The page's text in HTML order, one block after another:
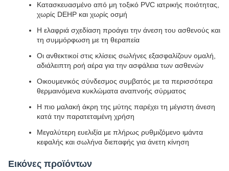
Κατασκευασμένο από μη τοξικό PVC ιατρικής ποιότητας,
χωρίς DEHP και χωρίς οσμή
Η ελαφριά σχεδίαση προάγει την άνεση του ασθενούς και
τη συμμόρφωση με τη θεραπεία
Οι ανθεκτικοί στις κλίσεις σωλήνες εξασφαλίζουν ομαλή,
αδιάλειπτη ροή αέρα για την ασφάλεια των ασθενών
Οικουμενικός σύνδεσμος συμβατός με τα περισσότερα
θερμαινόμενα κυκλώματα αναπνοής σύρματος
Η πιο μαλακή άκρη της μύτης παρέχει τη μέγιστη άνεση
κατά την παρατεταμένη χρήση
Μεγαλύτερη ευελιξία με πλήρως ρυθμιζόμενο ιμάντα
κεφαλής και σωλήνα διεπαφής για άνετη κίνηση
Εικόνες προϊόντων